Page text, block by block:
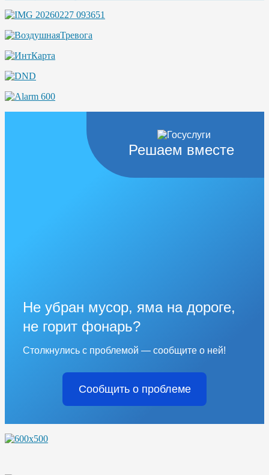
Решаем вместе
Не убран мусор, яма на дороге,
не горит фонарь?
Столкнулись с проблемой — сообщите о ней!
Сообщить о проблеме